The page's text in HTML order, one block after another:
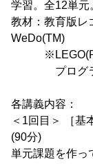
学習。全12単元
教材：教育版レ
WeDo(TM)
※LEGO(R)社
プログラミ
各講義内容：
＜1回目＞ ［基
(90分)
単元課題を作っ